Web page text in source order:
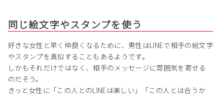
同じ絵文字やスタンプを使う
好きな女性と早く仲良くなるために、男性はLINEで相手の絵文字
やスタンプを真似することもあるようです。
しかもそれだけではなく、相手のメッセージに雰囲気を寄せる
のだそう。
きっと女性に「この人とのLINEは楽しい」「この人とは合うか